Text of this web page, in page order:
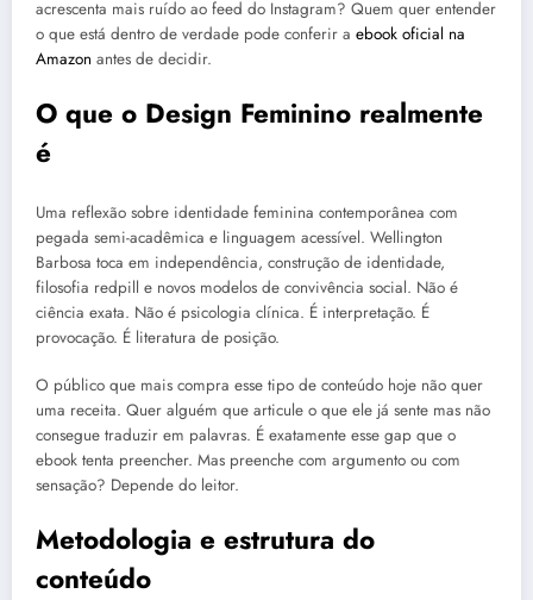
acrescenta mais ruído ao feed do Instagram? Quem quer entender
o que está dentro de verdade pode conferir a ebook oficial na
Amazon antes de decidir.
O que o Design Feminino realmente
é
Uma reflexão sobre identidade feminina contemporânea com
pegada semi-acadêmica e linguagem acessível. Wellington
Barbosa toca em independência, construção de identidade,
filosofia redpill e novos modelos de convivência social. Não é
ciência exata. Não é psicologia clínica. É interpretação. É
provocação. É literatura de posição.
O público que mais compra esse tipo de conteúdo hoje não quer
uma receita. Quer alguém que articule o que ele já sente mas não
consegue traduzir em palavras. É exatamente esse gap que o
ebook tenta preencher. Mas preenche com argumento ou com
sensação? Depende do leitor.
Metodologia e estrutura do
conteúdo